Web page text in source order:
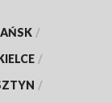
/
/
/